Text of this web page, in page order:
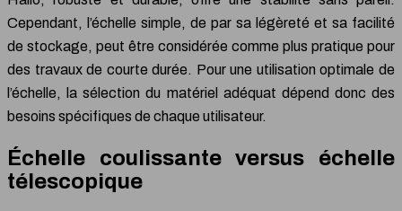
Cependant, l’échelle simple, de par sa légèreté et sa facilité
de stockage, peut être considérée comme plus pratique pour
des travaux de courte durée. Pour une utilisation optimale de
l’échelle, la sélection du matériel adéquat dépend donc des
besoins spécifiques de chaque utilisateur.
Échelle coulissante versus échelle
télescopique